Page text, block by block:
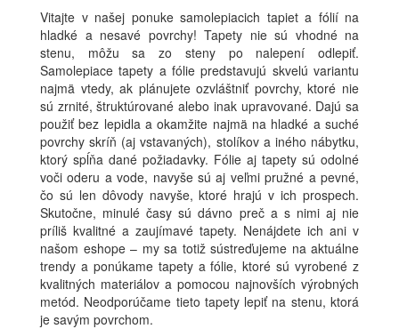
Vitajte v našej ponuke samolepiacich tapiet a fólií na
hladké a nesavé povrchy! Tapety nie sú vhodné na
stenu, môžu sa zo steny po nalepení odlepiť.
Samolepiace tapety a fólie predstavujú skvelú variantu
najmä vtedy, ak plánujete ozvláštniť povrchy, ktoré nie
sú zrnité, štruktúrované alebo inak upravované. Dajú sa
použiť bez lepidla a okamžite najmä na hladké a suché
povrchy skríň (aj vstavaných), stolíkov a iného nábytku,
ktorý spĺňa dané požiadavky. Fólie aj tapety sú odolné
voči oderu a vode, navyše sú aj veľmi pružné a pevné,
čo sú len dôvody navyše, ktoré hrajú v ich prospech.
Skutočne, minulé časy sú dávno preč a s nimi aj nie
príliš kvalitné a zaujímavé tapety. Nenájdete ich ani v
našom eshope – my sa totiž sústreďujeme na aktuálne
trendy a ponúkame tapety a fólie, ktoré sú vyrobené z
kvalitných materiálov a pomocou najnovších výrobných
metód. Neodporúčame tieto tapety lepiť na stenu, ktorá
je savým povrchom.